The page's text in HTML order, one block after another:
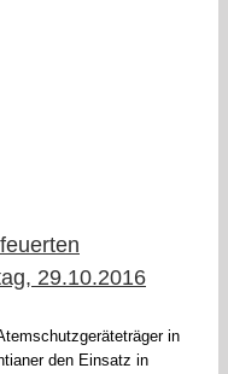
29.10.2016
in
den Einsatz in